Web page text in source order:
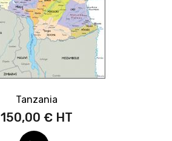
Tanzania
150,00 €